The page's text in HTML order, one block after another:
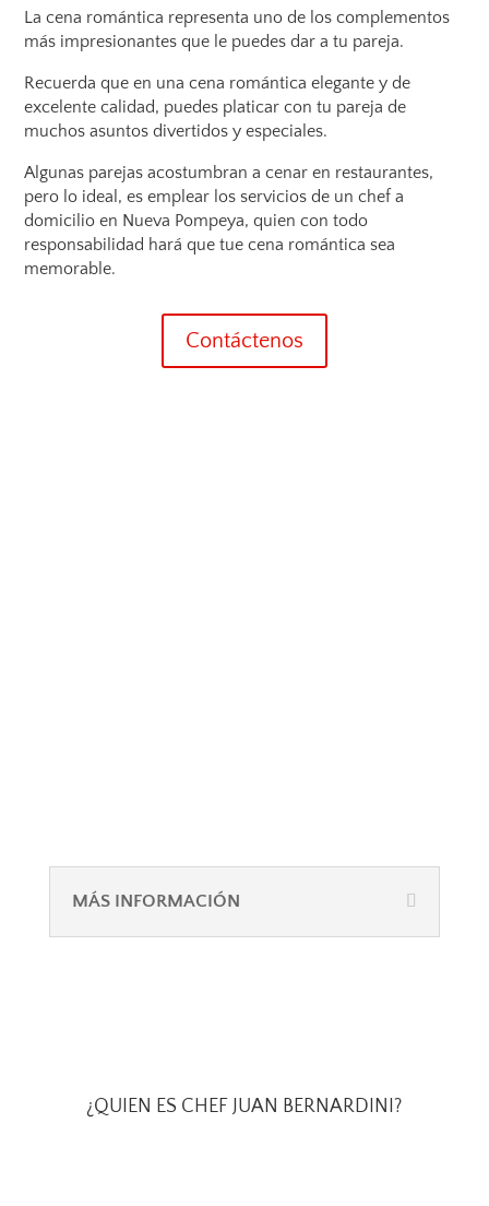
La cena romántica representa uno de los complementos
más impresionantes que le puedes dar a tu pareja.
Recuerda que en una cena romántica elegante y de
excelente calidad, puedes platicar con tu pareja de
muchos asuntos divertidos y especiales.
Algunas parejas acostumbran a cenar en restaurantes,
pero lo ideal, es emplear los servicios de un chef a
domicilio en Nueva Pompeya, quien con todo
responsabilidad hará que tue cena romántica sea
memorable.
Contáctenos
MÁS INFORMACIÓN
¿QUIEN ES CHEF JUAN BERNARDINI?